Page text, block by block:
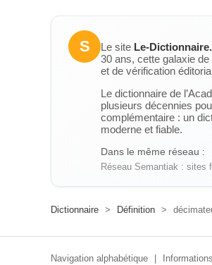
S Le site Le-
30 ans, cette galaxie
et de vérification
Le dictionnaire de
plusieurs décennies
complémentaire : un
moderne et fiable.
Dans le même réseau :
Réseau Semantiak : sites
Dictionnaire > Définition >
Navigation alphabétique